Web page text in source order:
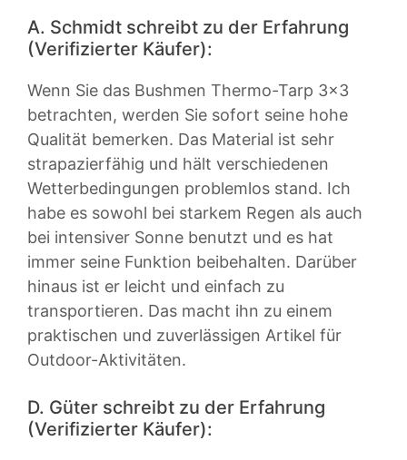
A. Schmidt schreibt zu der Erfahrung
(Verifizierter Käufer):
Wenn Sie das Bushmen Thermo-Tarp 3×3
betrachten, werden Sie sofort seine hohe
Qualität bemerken. Das Material ist sehr
strapazierfähig und hält verschiedenen
Wetterbedingungen problemlos stand. Ich
habe es sowohl bei starkem Regen als auch
bei intensiver Sonne benutzt und es hat
immer seine Funktion beibehalten. Darüber
hinaus ist er leicht und einfach zu
transportieren. Das macht ihn zu einem
praktischen und zuverlässigen Artikel für
Outdoor-Aktivitäten.
D. Güter schreibt zu der Erfahrung
(Verifizierter Käufer):